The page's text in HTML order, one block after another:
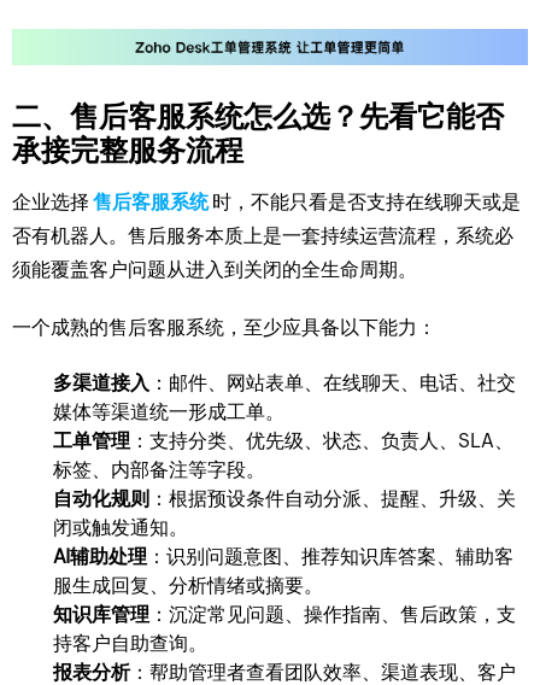
二、售后客服系统怎么选？先看它能否
承接完整服务流程
企业选择 售后客服系统时，不能只看是否支持在线聊天或是
否有机器人。售后服务本质上是一套持续运营流程，系统必
须能覆盖客户问题从进入到关闭的全生命周期。
一个成熟的售后客服系统，至少应具备以下能力：
多渠道接入 ：邮件、网站表单、在线聊天、电话、社交
媒体等渠道统一形成工单。
工单管理 ：支持分类、优先级、状态、负责人、SLA、
标签、内部备注等字段。
自动化规则 ：根据预设条件自动分派、提醒、升级、关
闭或触发通知。
AI辅助处理 ：识别问题意图、推荐知识库答案、辅助客
服生成回复、分析情绪或摘要。
知识库管理 ：沉淀常见问题、操作指南、售后政策，支
持客户自助查询。
报表分析：帮助管理者查看团队效率、渠道表现、客户